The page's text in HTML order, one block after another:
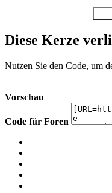
Diese Kerze
Nutzen Sie den Code, um
Vorschau
Code für Foren